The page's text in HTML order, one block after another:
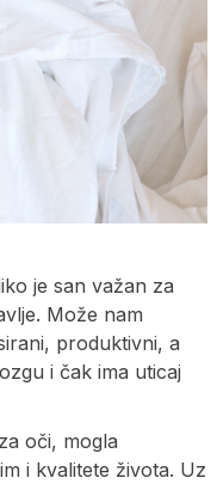
je san važan za
Može nam
produktivni, a
i čak ima uticaj
oči, mogla
i kvalitete života. Uz